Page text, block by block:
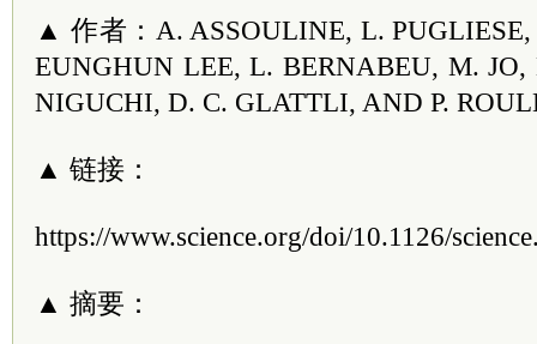
▲ 作者：A. ASSOULINE, L.
EUNGHUN LEE, L. BERNABEU, M.
NIGUCHI, D. C. GLATTLI, AND P.
▲ 链接：
https://www.science.org/doi/10.1126/
▲ 摘要：